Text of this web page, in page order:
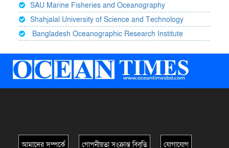
SAU Marine Fisheries and Oceanography
Shahjalal University of Science and Technology
Bangladesh Oceanographic Research Institute
আমাদের সম্পর্কে গোপনীয়তা সংক্রান্ত বিবৃতি যোগাযোগ